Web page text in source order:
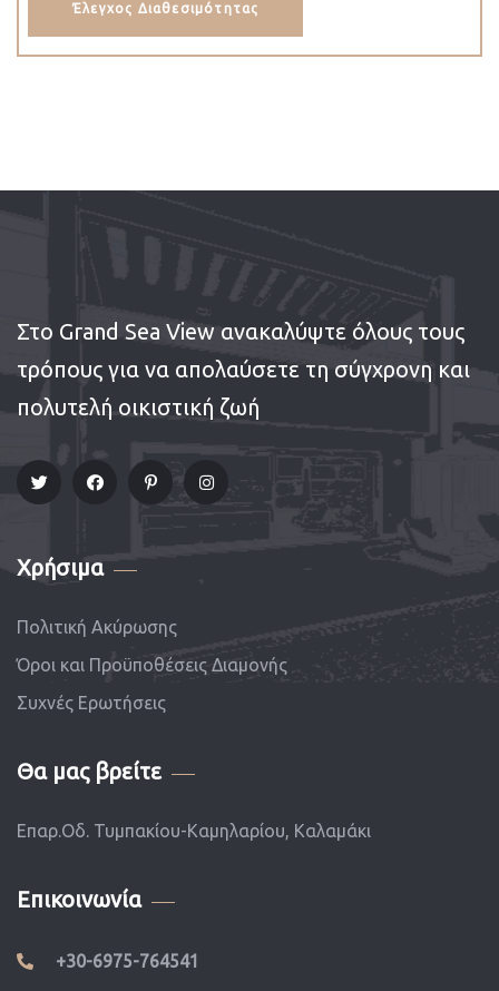
Έλεγχος Διαθεσιμότητας
Στο Grand Sea View ανακαλύψτε όλους τους
τρόπους για να απολαύσετε τη σύγχρονη και
πολυτελή οικιστική ζωή
Χρήσιμα
Πολιτική Ακύρωσης
Όροι και Προϋποθέσεις Διαμονής
Συχνές Ερωτήσεις
Θα μας βρείτε
Επαρ.Οδ. Τυμπακίου-Καμηλαρίου, Καλαμάκι
Επικοινωνία
+30-6975-764541